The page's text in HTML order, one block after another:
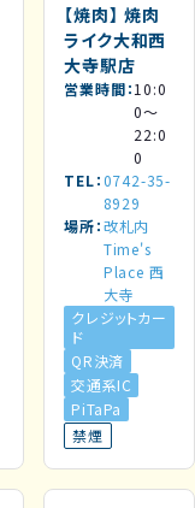
【焼肉】 焼肉
ライク大和西
大寺駅店
営業時間 10:0
0～
22:0
0
TEL 0742-35-
8929
場所 改札内
Time's
Place 西
大寺
クレジットカー
ド
QR決済
交通系IC
PiTaPa
禁煙